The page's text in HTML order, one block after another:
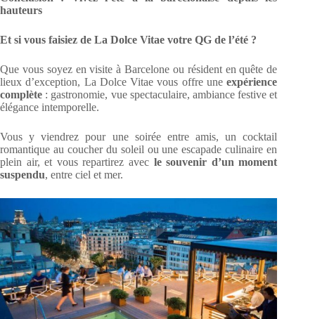
hauteurs
Et si vous faisiez de La Dolce Vitae votre QG de l’été ?
Que vous soyez en visite à Barcelone ou résident en quête de
lieux d’exception, La Dolce Vitae vous offre uneexpérience
complète : gastronomie, vue spectaculaire, ambiance festive et
élégance intemporelle.
Vous y viendrez pour une soirée entre amis, un cocktail
romantique au coucher du soleil ou une escapade culinaire en
plein air, et vous repartirez avec le souvenir d’un moment
suspendu, entre ciel et mer.